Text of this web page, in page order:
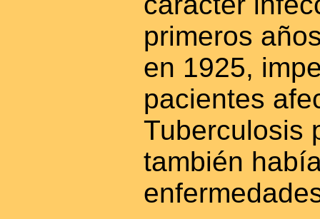
primeros
en 1925,
pacientes
Tuberculosis
también